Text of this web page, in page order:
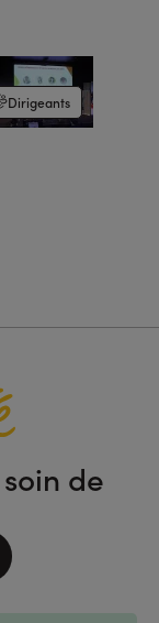
Dirigeants
de